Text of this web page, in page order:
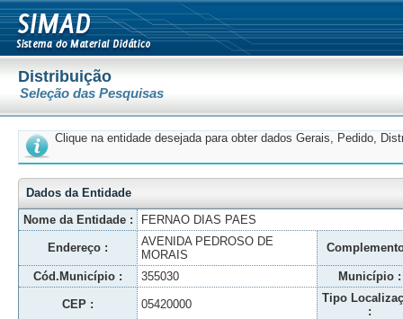
Distribuição
Seleção das Pesquisas
Clique na entidade desejada para obter dados Gerais, Pedido,
Dados da Entidade
Nome da Entidade :
FERNAO DIAS PAES
Endereço :
AVENIDA PEDROSO DE
MORAIS
Cód.Município : 355030 Município :
CEP : 05420000
Tipo
: